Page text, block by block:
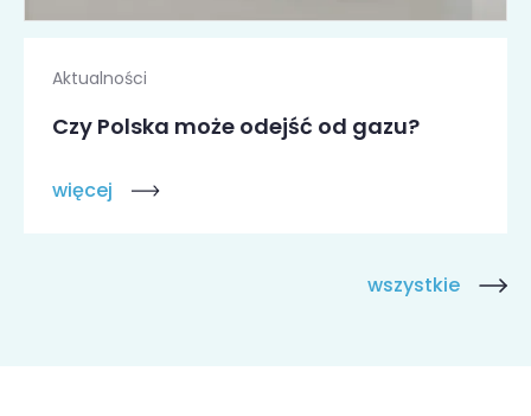
Aktualności
Czy Polska może odejść od gazu?
więcej
wszystkie